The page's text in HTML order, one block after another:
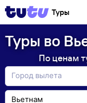
Туры
Туры во
По ценам